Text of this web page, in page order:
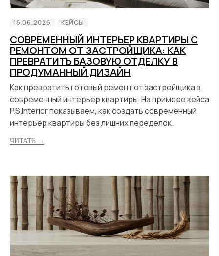
16.06.2026 КЕЙСЫ
СОВРЕМЕННЫЙ ИНТЕРЬЕР КВАРТИРЫ С
РЕМОНТОМ ОТ ЗАСТРОЙЩИКА: КАК
ПРЕВРАТИТЬ БАЗОВУЮ ОТДЕЛКУ В
ПРОДУМАННЫЙ ДИЗАЙН
Как превратить готовый ремонт от застройщика в
современный интерьер квартиры. На примере кейса
P.S.Interior показываем, как создать современный
интерьер квартиры без лишних переделок.
ЧИТАТЬ →